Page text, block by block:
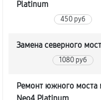
Platinum
450 руб
Замена северного
1080 руб
Ремонт южного моста